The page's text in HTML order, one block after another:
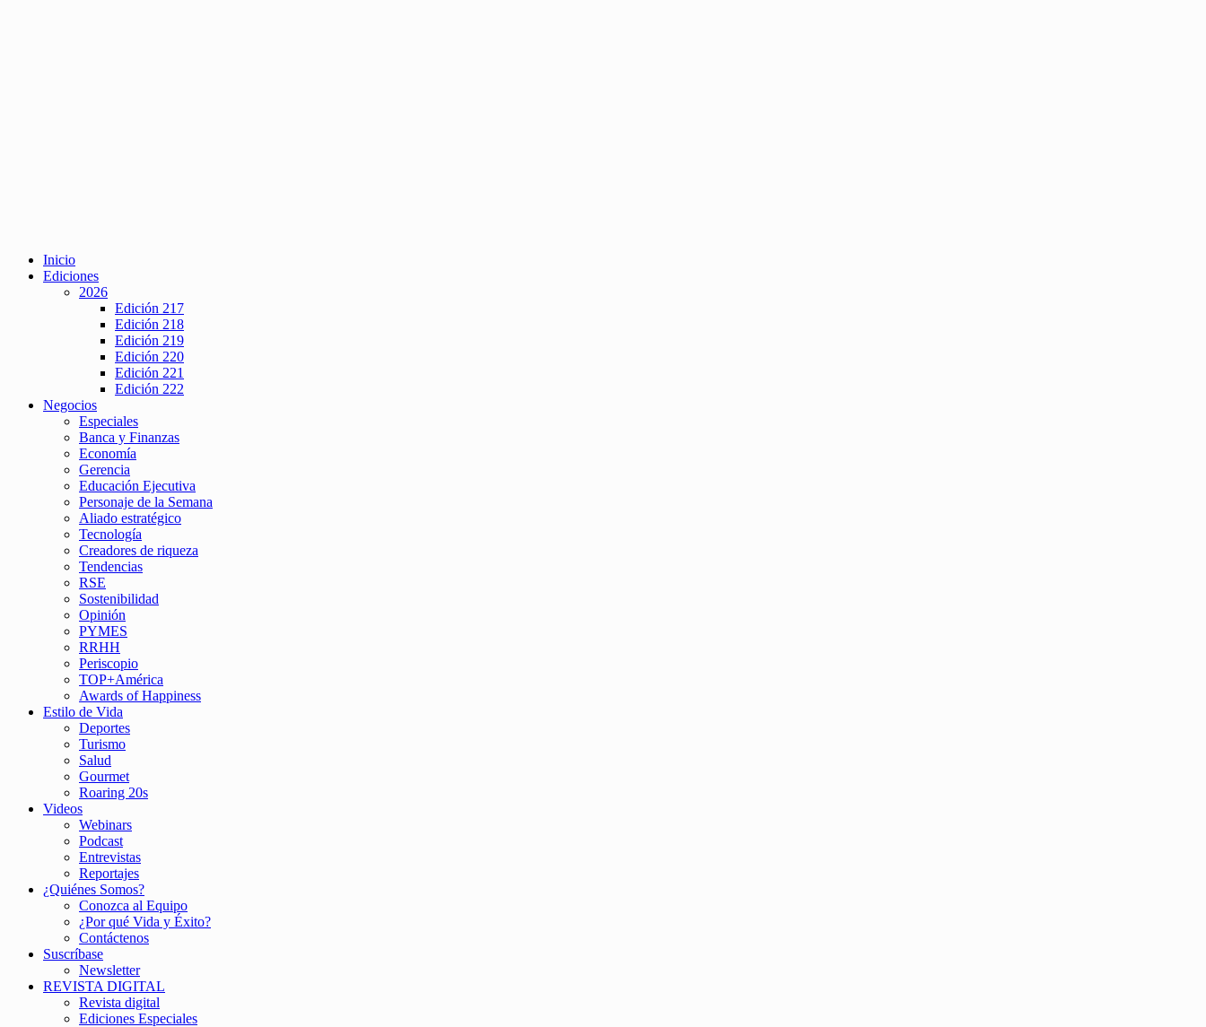
Inicio
Ediciones
2026
Edición 217
Edición 218
Edición 219
Edición 220
Edición 221
Edición 222
Negocios
Especiales
Banca y Finanzas
Economía
Gerencia
Educación Ejecutiva
Personaje de la Semana
Aliado estratégico
Tecnología
Creadores de riqueza
Tendencias
RSE
Sostenibilidad
Opinión
PYMES
RRHH
Periscopio
TOP+América
Awards of Happiness
Estilo de Vida
Deportes
Turismo
Salud
Gourmet
Roaring 20s
Videos
Webinars
Podcast
Entrevistas
Reportajes
¿Quiénes Somos?
Conozca al Equipo
¿Por qué Vida y Éxito?
Contáctenos
Suscríbase
Newsletter
REVISTA DIGITAL
Revista digital
Ediciones Especiales